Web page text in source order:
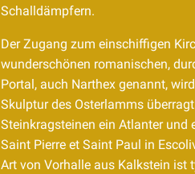
Schalldämpfern.
Der Zugang zum einschiffigen
wunderschönen romanischen,
Portal, auch Narthex genannt,
Skulptur des Osterlamms
Steinkragsteinen ein Atlanter und
Saint Pierre et Saint Paul in
Art von Vorhalle aus Kalkstein ist